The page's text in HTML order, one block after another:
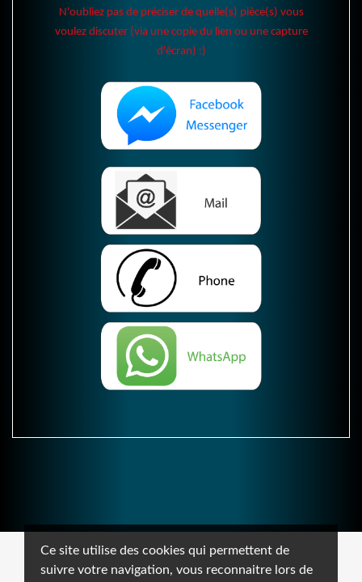
Ce site utilise des cookies qui permettent de
suivre votre navigation, vous reconnaitre lors de
N'oubliez pas de préciser de quelle(s) pièce(s) vous
voulez discuter (via une copie du lien ou une capture
d'écran) :)